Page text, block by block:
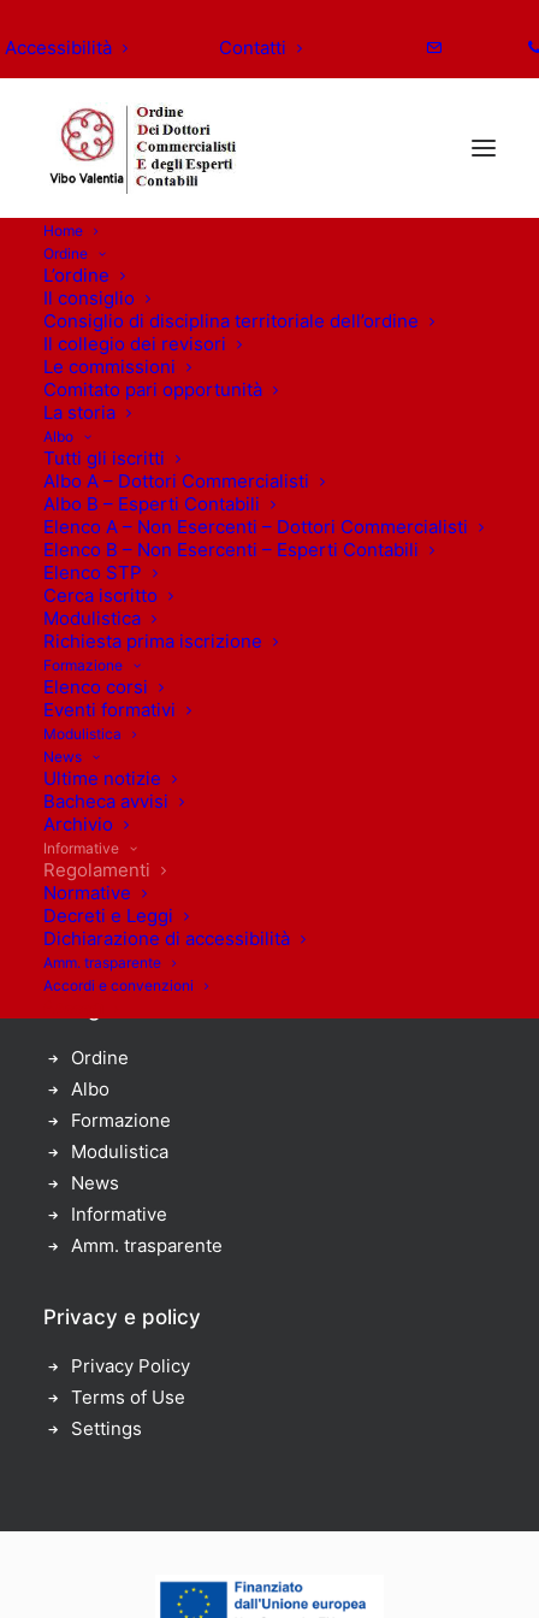
Accessibilità Contatti
Home
Ordine
L’ordine
Il consiglio
Consiglio di disciplina territoriale dell’ordine
Il collegio dei revisori
Le commissioni
Comitato pari opportunità
La storia
Albo
Tutti gli iscritti
Albo A – Dottori Commercialisti
Albo B – Esperti Contabili
Elenco A – Non Esercenti – Dottori Commercialisti
Elenco B – Non Esercenti – Esperti Contabili
Elenco STP
Cerca iscritto
Modulistica
Richiesta prima iscrizione
Formazione
Elenco corsi
Eventi formativi
Modulistica
News
Ultime notizie
Bacheca avvisi
Archivio
Informative
Regolamenti
Normative
Decreti e Leggi
Dichiarazione di accessibilità
Amm. trasparente
Accordi e convenzioni
Orari di apertura
Lunedì: 9.30 – 12.30
Martedì: 9.30 – 12.30
Mercoledì: 9.30 – 12.30
Giovedì: 9.30 – 12.30
Venerdì: 9.30 – 12.30
Sabato: Chiusi
Domenica: Chiusi
Ordine
Albo
Formazione
Modulistica
News
Informative
Amm. trasparente
Privacy e policy
Privacy Policy
Terms of Use
Settings